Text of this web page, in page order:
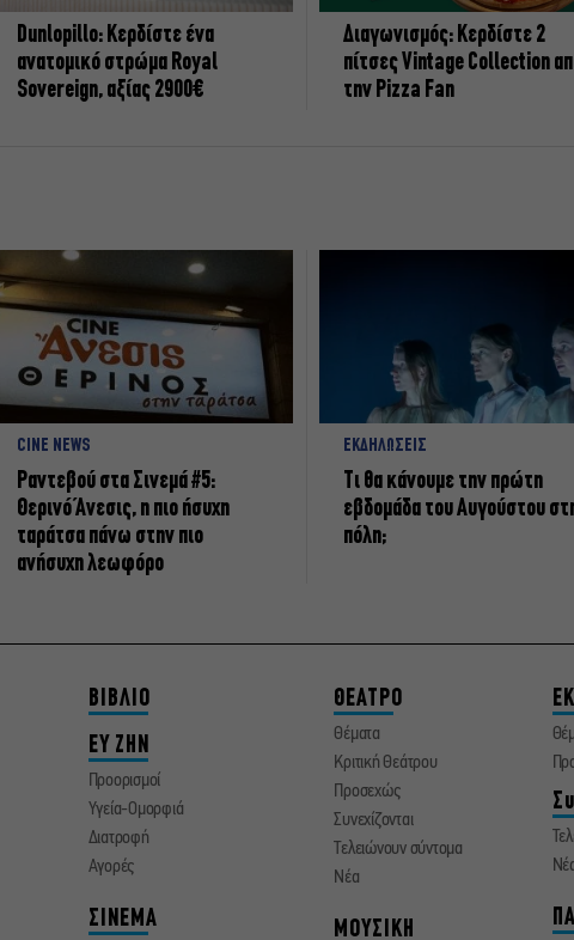
Dunlopillo: Κερδίστε ένα
ανατομικό στρώμα Royal
Sovereign, αξίας 2900€
Διαγωνισμός: Κερδίστε 2
πίτσες Vintage Collection
την Pizza Fan
CINE NEWS
Ραντεβού στα Σινεμά #5:
Θερινό Άνεσις, η πιο ήσυχη
ταράτσα πάνω στην πιο
ανήσυχη λεωφόρο
ΕΚΔΗΛΩΣΕΙΣ
Τι θα κάνουμε την πρώτη
εβδομάδα του Αυγούστου
πόλη;
ΒΙΒΛΙΟ
ΕΥ ΖΗΝ
Προορισμοί
Υγεία-Ομορφιά
Διατροφή
Αγορές
ΣΙΝΕΜΑ
ΘΕΑΤΡΟ
Θέματα
Κριτική Θεάτρου
Προσεχώς
Συνεχίζονται
Τελειώνουν σύντομα
Νέα
ΜΟΥΣΙΚΗ